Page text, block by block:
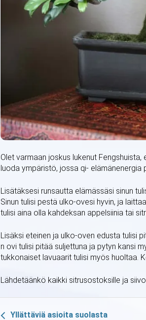
Olet varmaan joskus lukenut
luoda ympäristö, jossa qi- elämänenergia
Lisätäksesi runsautta elämässäsi sinun
Sinun tulisi pestä ulko-ovesi hyvin, ja
tulisi aina olla kahdeksan appelsiinia tai
Lisäksi eteinen ja ulko-oven edusta tulisi
n ovi tulisi pitää suljettuna ja pytyn kansi
tukkonaiset lavuaarit tulisi myös huoltaa.
Lähdetäänkö kaikki sitrusostoksille ja
Yllättäviä asioita suolasta